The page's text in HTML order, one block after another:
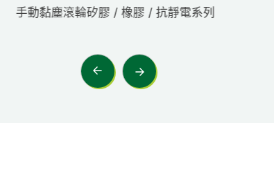
手動黏塵滾輪矽膠 / 橡膠 / 抗靜電系列